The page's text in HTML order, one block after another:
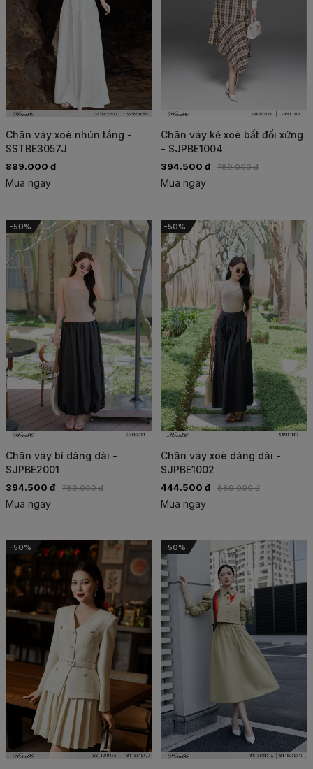
Chân váy xoè nhún tầng -
SSTBE3057J
889.000 đ
Mua ngay
Chân váy kẻ xoè bất đối xứng
- SJPBE1004
394.500 đ 789.000 đ
Mua ngay
-50%
Chân váy bí dáng dài -
SJPBE2001
394.500 đ 789.000 đ
Mua ngay
-50%
Chân váy xoè dáng dài -
SJPBE1002
444.500 đ 889.000 đ
Mua ngay
-50% -50%